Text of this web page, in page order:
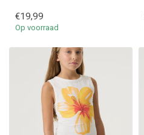
€19,99
Op voorraad